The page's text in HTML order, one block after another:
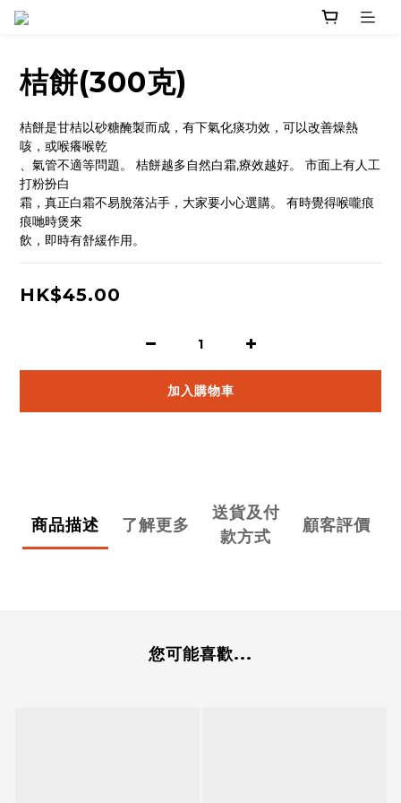
桔餅(300克)
桔餅是甘桔以砂糖醃製而成，有下氣化痰功效，可以改善燥熱
咳，或喉癢喉乾
、氣管不適等問題。 桔餅越多自然白霜,療效越好。 市面上有人工
打粉扮白
霜，真正白霜不易脫落沾手，大家要小心選購。 有時覺得喉嚨痕
痕哋時煲來
飲，即時有舒緩作用。
HK$45.00
加入購物車
商品描述 了解更多
送貨及付
款方式
顧客評價
您可能喜歡...